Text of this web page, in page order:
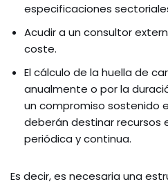
especificaciones
Acudir a un consultor
coste.
El cálculo de la huella de
anualmente o por la
un compromiso sostenido
deberán destinar recursos
periódica y continua.
Es decir, es necesaria una